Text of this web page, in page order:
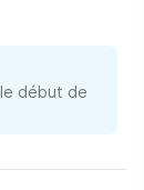
début de